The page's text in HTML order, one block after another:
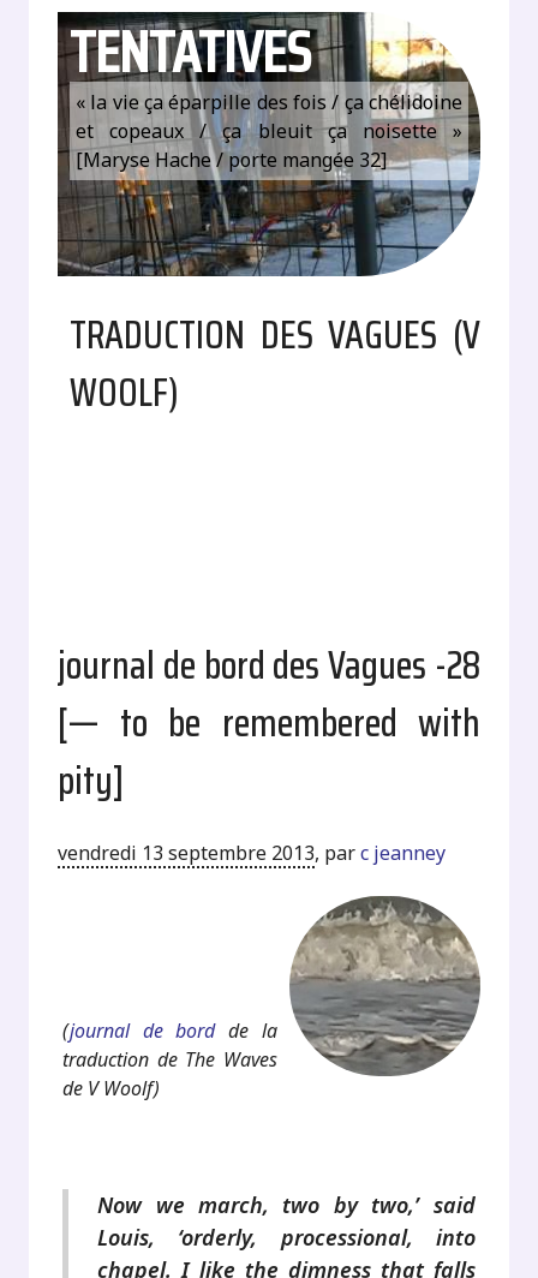
TENTATIVES
« la vie ça éparpille des fois / ça chélidoine
et copeaux / ça bleuit ça noisette »
[Maryse Hache / porte mangée 32]
TRADUCTION DES VAGUES (V
WOOLF)
journal de bord des Vagues -28
[— to be remembered with
pity]
vendredi 13 septembre 2013, parc jeanney
(journal de bordde la
traduction de The Waves
de V Woolf)
Now we march, two by two,’ said
Louis, ‘orderly, processional, into
chapel. I like the dimness that falls